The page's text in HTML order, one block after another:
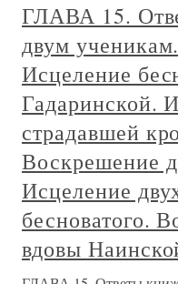
ГЛАВА 15.
двум
Исцеление
Гадаринской.
страдавшей
Воскрешение
Исцеление
бесноватого.
вдовы